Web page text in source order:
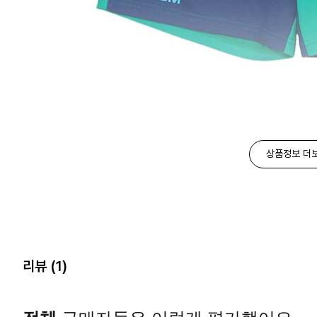
상품정보 더
리뷰 (1)